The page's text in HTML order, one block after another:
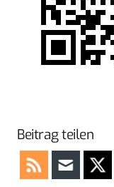
Beitrag teilen